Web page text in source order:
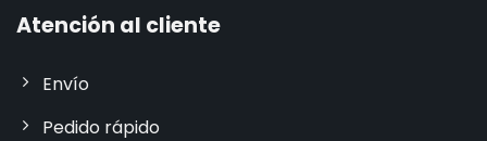
Atención al cliente
Envío
Pedido rápido